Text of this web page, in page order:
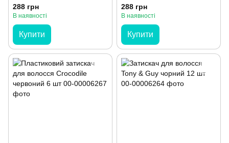
шт
288 грн
В наявності
Купити
288 грн
В наявності
Купити